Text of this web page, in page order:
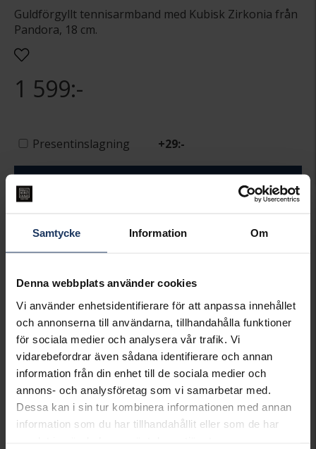
Samtycke Information Om
Denna webbplats använder cookies
Vi använder enhetsidentifierare för att anpassa innehållet
och annonserna till användarna, tillhandahålla funktioner
för sociala medier och analysera vår trafik. Vi
vidarebefordrar även sådana identifierare och annan
information från din enhet till de sociala medier och
annons- och analysföretag som vi samarbetar med.
Dessa kan i sin tur kombinera informationen med annan
information som du har tillhandahållit eller som de har
Guldförgyllt tennisarmband med Kubisk Zirkonia från
Pandora, 18 cm.
1 599:-
Presentinslagning +29:-
LÄGG I VARUKORGEN
Leveranstid 2-5 arbetsdagar.
VARUMÄRKE
Pandora
MODELL
561469C01-18
MATERIAL
Guldpläterat
STEN/PÄRLA
Kubisk Zirkonia
Matchande produkter och andra varianter